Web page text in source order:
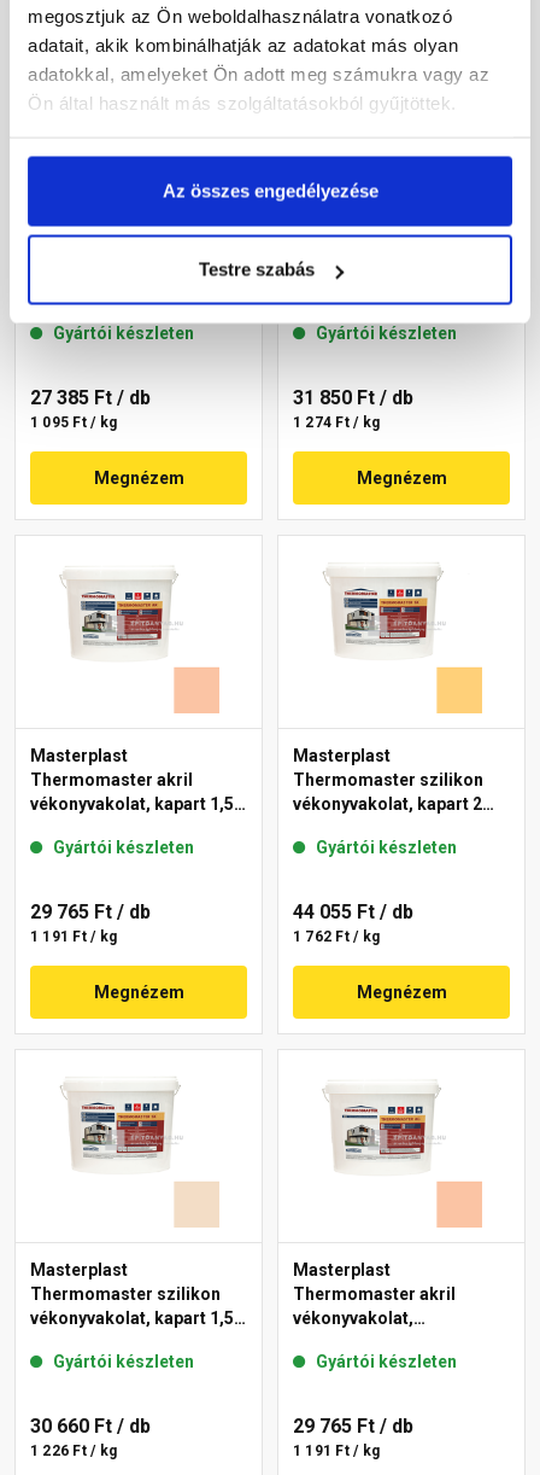
megosztjuk az Ön weboldalhasználatra vonatkozó
adatait, akik kombinálhatják az adatokat más olyan
adatokkal, amelyeket Ön adott meg számukra vagy az
Ön által használt más szolgáltatásokból gyűjtöttek.
Az összes engedélyezése
Testre szabás
Masterplast
16-C 25 kg
Gyártói készleten
27 385 Ft / db
1 095 Ft / kg
Megnézem
Masterplast
Thermomaster akril
07-C 25 kg
Gyártói készleten
31 850 Ft / db
1 274 Ft / kg
Megnézem
Masterplast
Thermomaster akril
vékonyvakolat, kapart 1,5
Gyártói készleten
29 765 Ft / db
1 191 Ft / kg
Megnézem
Masterplast
Thermomaster szilikon
vékonyvakolat, kapart 2
Gyártói készleten
44 055 Ft / db
1 762 Ft / kg
Megnézem
Masterplast
Thermomaster szilikon
vékonyvakolat, kapart 1,5
Gyártói készleten
30 660 Ft / db
1 226 Ft / kg
Masterplast
Thermomaster akril
vékonyvakolat,
11-D 25 kg
Gyártói készleten
29 765 Ft / db
1 191 Ft / kg